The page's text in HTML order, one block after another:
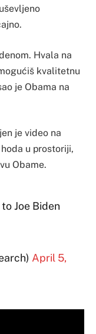
Hvala na
kvalitetnu
je Obama na
je video na
u prostoriji,
Obame.
Joe Biden
April 5,